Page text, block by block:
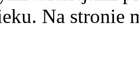
Na stronie